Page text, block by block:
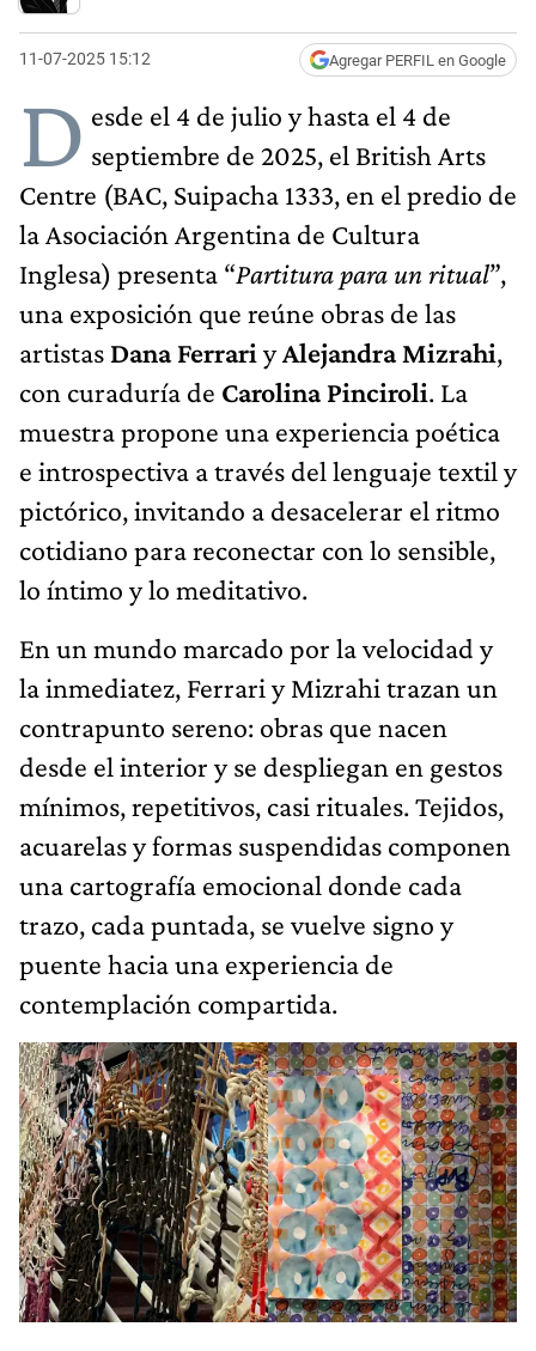
11-07-2025 15:12 Agregar PERFIL en Google
D esde el 4 de julio y hasta el 4 de
septiembre de 2025, el British Arts
Centre (BAC, Suipacha 1333, en el predio de
la Asociación Argentina de Cultura
Inglesa) presenta “Partitura para un ritual”,
una exposición que reúne obras de las
artistas Dana Ferrari yAlejandra Mizrahi,
con curaduría de Carolina Pinciroli. La
muestra propone una experiencia poética
e introspectiva a través del lenguaje textil y
pictórico, invitando a desacelerar el ritmo
cotidiano para reconectar con lo sensible,
lo íntimo y lo meditativo.
En un mundo marcado por la velocidad y
la inmediatez, Ferrari y Mizrahi trazan un
contrapunto sereno: obras que nacen
desde el interior y se despliegan en gestos
mínimos, repetitivos, casi rituales. Tejidos,
acuarelas y formas suspendidas componen
una cartografía emocional donde cada
trazo, cada puntada, se vuelve signo y
puente hacia una experiencia de
contemplación compartida.